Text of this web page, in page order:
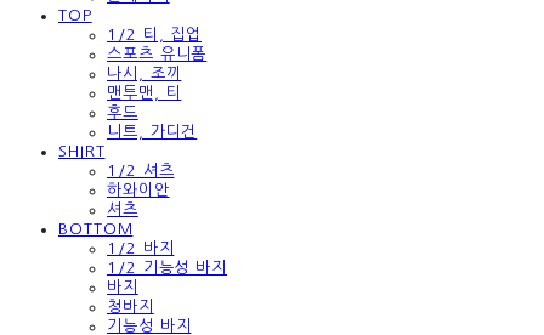
TOP
1/2 티, 집업
스포츠 유니폼
나시, 조끼
맨투맨, 티
후드
니트, 가디건
SHIRT
1/2 셔츠
하와이안
셔츠
BOTTOM
1/2 바지
1/2 기능성 바지
바지
청바지
기능성 바지